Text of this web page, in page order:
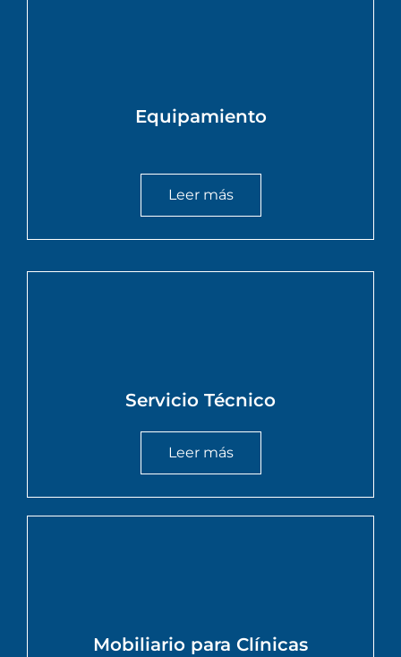
Equipamiento
Leer más
Servicio Técnico
Leer más
Mobiliario para Clínicas